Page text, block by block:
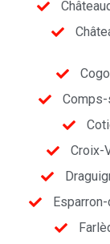
Comps-
Croix-